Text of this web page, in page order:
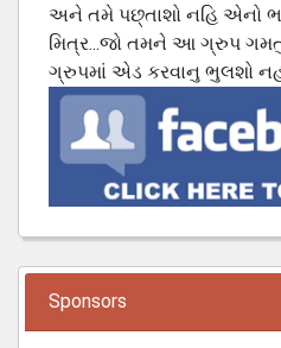
અને તમે પછ્તાશો નહિ એનો
મિત્ર...જો તમને આ ગ્રુપ ગમતુ
ગ્રુપમાં એડ કરવાનુ ભુલશો
Sponsors